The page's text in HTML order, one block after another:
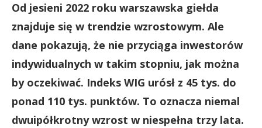
Od jesieni 2022 roku warszawska giełda
znajduje się w trendzie wzrostowym. Ale
dane pokazują, że nie przyciąga inwestorów
indywidualnych w takim stopniu, jak można
by oczekiwać. Indeks WIG urósł z 45 tys. do
ponad 110 tys. punktów. To oznacza niemal
dwuipółkrotny wzrost w niespełna trzy lata.